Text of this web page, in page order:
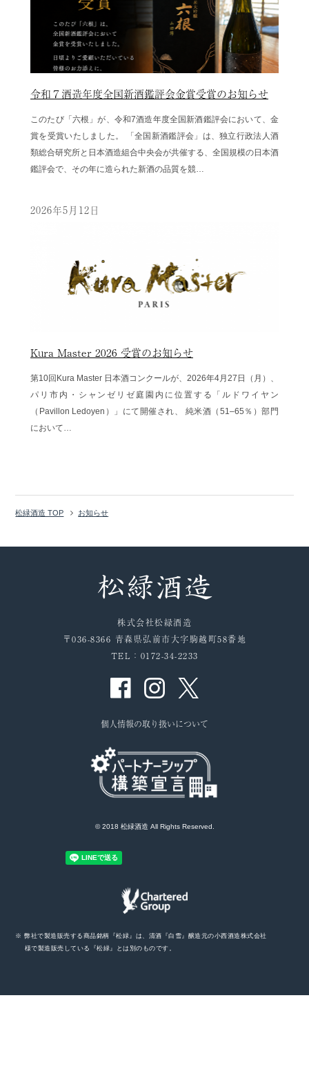
令和７酒造年度全国新酒鑑評会金賞受賞のお知らせ
このたび「六根」が、令和7酒造年度全国新酒鑑評会において、金
賞を受賞いたしました。 「全国新酒鑑評会」は、独立行政法人酒
類総合研究所と日本酒造組合中央会が共催する、全国規模の日本酒
鑑評会で、その年に造られた新酒の品質を競…
2026年5月12日
Kura Master 2026 受賞のお知らせ
第10回Kura Master 日本酒コンクールが、2026年4月27日（月）、
パリ市内・シャンゼリゼ庭園内に位置する「ルドワイヤン
（Pavillon Ledoyen）」にて開催され、 純米酒（51–65％）部門
において…
松緑酒造 TOP お知らせ
株式会社松緑酒造
〒036-8366 青森県弘前市大字駒越町58番地
TEL：0172-34-2233
個人情報の取り扱いについて
© 2018 松緑酒造 All Rights Reserved.
※ 弊社で製造販売する商品銘柄『松緑』は、清酒『白雪』醸造元の小西酒造株式会社
様で製造販売している『松緑』とは別のものです。